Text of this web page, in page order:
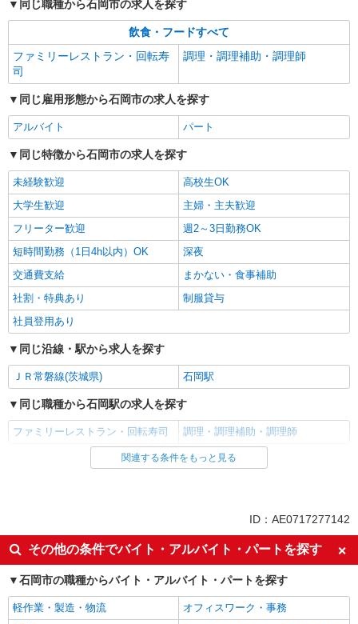
同じ職種から石岡市の求人を探す
飲食・フードすべて
ファミリーレストラン・回転寿
司
調理・調理補助・調理師
同じ雇用形態から石岡市の求人を探す
アルバイト パート
同じ特徴から石岡市の求人を探す
未経験歓迎
高校生OK
大学生歓迎
主婦・主夫歓迎
フリーター歓迎
週2～3日勤務OK
短時間勤務（1日4h以内）OK
深夜
交通費支給
まかない・食事補助
社割・特典あり
制服貸与
社員登用あり
同じ沿線・駅から求人を探す
ＪＲ常磐線(茨城県) 石岡駅
同じ職種から石岡駅の求人を探す
ファミリーレストラン・回転寿司 調理・調理補助・調理師
同じ雇用形態から石岡駅の求人を探す
未経験歓迎
高校生OK
大学生歓迎
主婦・主夫歓迎
フリーター歓迎
週2～3日勤務OK
短時間勤務（1日4h以内）OK
深夜
関連する条件をもっと見る
ID：AE0717277142
その他の条件でバイト・アルバイト・パートを探す
石岡市の職種からバイト・アルバイト・パートを探す
軽作業・製造・物流
オフィスワーク・事務